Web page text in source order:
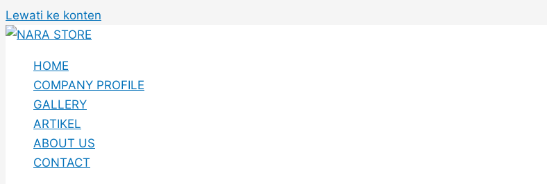
Lewati ke konten
HOME
COMPANY PROFILE
GALLERY
ARTIKEL
ABOUT US
CONTACT